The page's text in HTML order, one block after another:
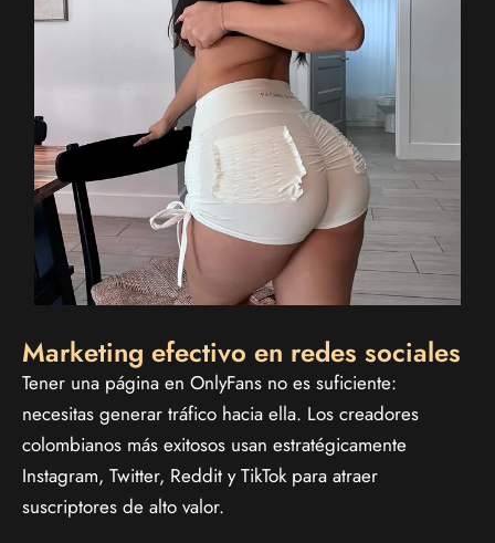
Marketing efectivo en redes sociales
Tener una página en OnlyFans no es suficiente:
necesitas generar tráfico hacia ella. Los creadores
colombianos más exitosos usan estratégicamente
Instagram, Twitter, Reddit y TikTok para atraer
suscriptores de alto valor.